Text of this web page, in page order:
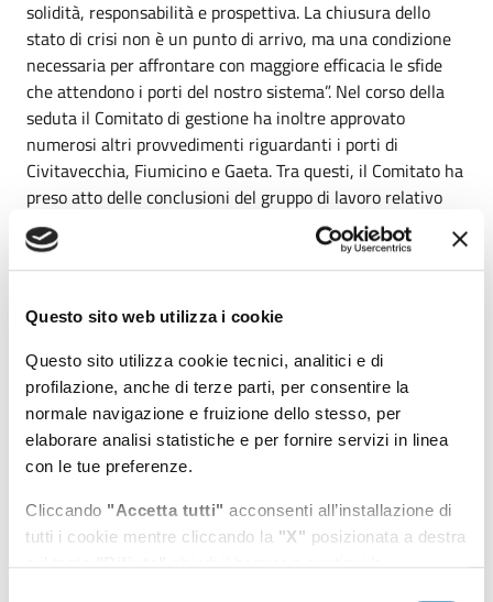
Questo sito web utilizza i cookie
Questo sito utilizza cookie tecnici, analitici e di
profilazione, anche di terze parti, per consentire la
normale navigazione e fruizione dello stesso, per
elaborare analisi statistiche e per fornire servizi in linea
con le tue preferenze.
Cliccando "Accetta tutti" acconsenti all’installazione di
tutti i cookie mentre cliccando la "X" posizionata a destra
solidità, responsabilità e prospettiva. La chiusura dello
stato di crisi non è un punto di arrivo, ma una condizione
necessaria per affrontare con maggiore efficacia le sfide
che attendono i porti del nostro sistema”. Nel corso della
seduta il Comitato di gestione ha inoltre approvato
numerosi altri provvedimenti riguardanti i porti di
Civitavecchia, Fiumicino e Gaeta. Tra questi, il Comitato ha
preso atto delle conclusioni del gruppo di lavoro relativo
alla futura domanda di unità crocieristiche, dando
mandato agli uffici di procedere alla rivisitazione della
concessione di Roma Cruise Terminal e all’avvio
delle banchine 16 e 18, intervento strategico per l’assetto
futuro del comparto crocieristico. Approvato anche il Piano
dell’organico del porto 2026-2028, strumento di
programmazione che fotografa il lavoro portuale nei porti
del sistema, con complessivi 1.023 lavoratori tra
Civitavecchia e Gaeta, e consente di monitorare
Argomenti: